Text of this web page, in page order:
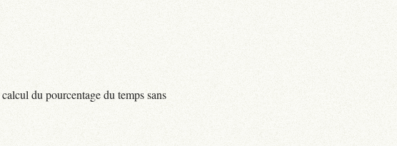
du pourcentage du temps sans